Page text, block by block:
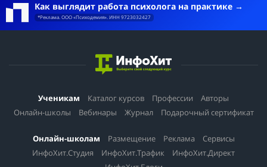
Как выглядит работа психолога на практике
*Реклама. ООО «Психодемия». ИНН 9723032427
Ученикам Каталог курсов Профессии
Авторы
Онлайн-школы
Вебинары Журнал Подарочный сертификат
Онлайн-школам Размещение Реклама
Сервисы
ИнфоХит.Студия
ИнфоХит.Трафик
ИнфоХит.Директ